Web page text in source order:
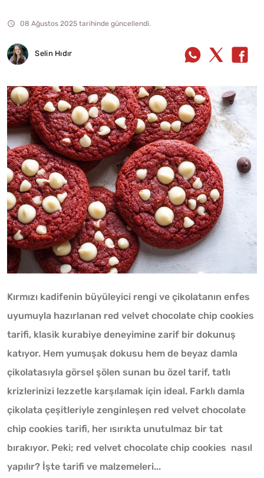
08 Ağustos 2025 tarihinde güncellendi.
Selin Hıdır
Kırmızı kadifenin büyüleyici rengi ve çikolatanın enfes
uyumuyla hazırlanan red velvet chocolate chip cookies
tarifi, klasik kurabiye deneyimine zarif bir dokunuş
katıyor. Hem yumuşak dokusu hem de beyaz damla
çikolatasıyla görsel şölen sunan bu özel tarif, tatlı
krizlerinizi lezzetle karşılamak için ideal. Farklı damla
çikolata çeşitleriyle zenginleşen red velvet chocolate
chip cookies tarifi, her ısırıkta unutulmaz bir tat
bırakıyor. Peki; red velvet chocolate chip cookies nasıl
yapılır? İşte tarifi ve malzemeleri...